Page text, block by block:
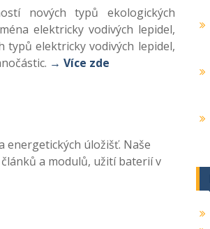
nových typů ekologických
elektricky vodivých lepidel,
typů elektricky vodivých lepidel,
→ Více zde
energetických úložišť. Naše
a modulů, užití baterií v